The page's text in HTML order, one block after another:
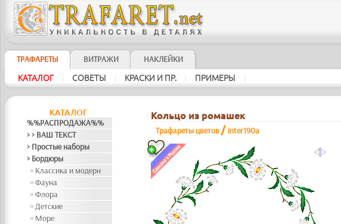
ТРАФАРЕТЫ ВИТРАЖИ НАКЛЕЙКИ
КАТАЛОГ | СОВЕТЫ | КРАСКИ И ПР. | ПРИМЕРЫ |
КАТАЛОГ
%%РАСПРОДАЖА%%
> > ВАШ ТЕКСТ
> Простые наборы
> Бордюры
Классика и модерн
Фауна
Флора
Детские
Море
Кольцо из ромашек
Трафареты цветов / inter190a
a